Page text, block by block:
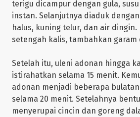
terigu dicampur dengan gula,
instan. Selanjutnya diaduk
halus, kuning telur, dan air dingin.
setengah kalis, tambahkan garam
Setelah itu, uleni adonan hingga
istirahatkan selama 15 menit.
adonan menjadi beberapa
selama 20 menit. Setelahnya
menyerupai cincin dan goreng